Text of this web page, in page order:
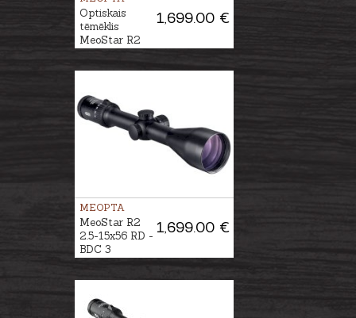
1,699.00 €
Optiskais
tēmēklis
MeoStar R2
MEOPTA
1,699.00 €
MeoStar R2
2.5-15x56 RD -
BDC 3